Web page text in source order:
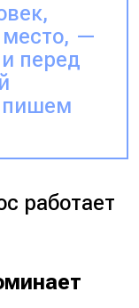
место, —
перед
пишем
работает